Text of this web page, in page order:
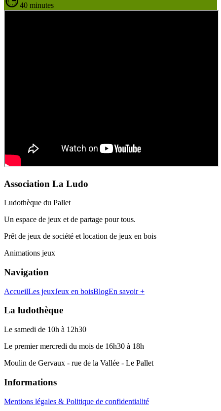
40 minutes
Association La Ludo
Ludothèque du Pallet
Un espace de jeux et de partage pour tous.
Prêt de jeux de société et location de jeux en bois
Animations jeux
Navigation
AccueilLes jeuxJeux en boisBlogEn savoir +
La ludothèque
Le samedi de 10h à 12h30
Le premier mercredi du mois de 16h30 à 18h
Moulin de Gervaux - rue de la Vallée - Le Pallet
Informations
Mentions légales & Politique de confidentialité